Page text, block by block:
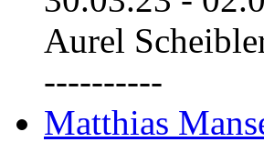
Aurel
----------
Matthias